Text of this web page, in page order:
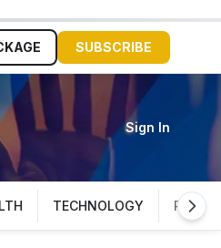
SUBSCRIBE
Sign In
TECHNOLOGY